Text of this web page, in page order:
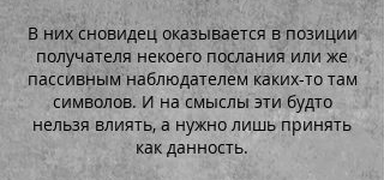
В них сновидец оказывается в позиции
получателя некоего послания или же
пассивным наблюдателем каких-то там
символов. И на смыслы эти будто
нельзя влиять, а нужно лишь принять
как данность.